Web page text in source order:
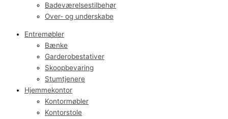
Badeværelsestilbehør
Over- og underskabe
Entremøbler
Bænke
Garderobestativer
Skoopbevaring
Stumtjenere
Hjemmekontor
Kontormøbler
Kontorstole